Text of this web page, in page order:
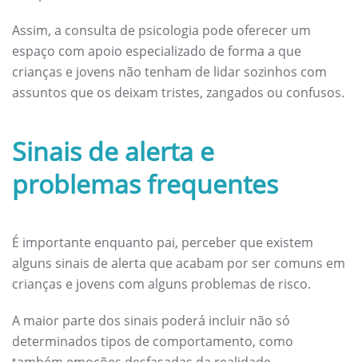
Assim, a consulta de psicologia pode oferecer um
espaço com apoio especializado de forma a que
crianças e jovens não tenham de lidar sozinhos com
assuntos que os deixam tristes, zangados ou confusos.
Sinais de alerta e
problemas frequentes
É importante enquanto pai, perceber que existem
alguns sinais de alerta que acabam por ser comuns em
crianças e jovens com alguns problemas de risco.
A maior parte dos sinais poderá incluir não só
determinados tipos de comportamento, como